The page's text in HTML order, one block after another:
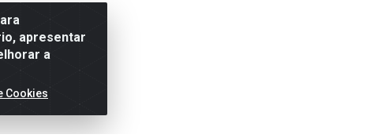
apresentar
a
Cookies